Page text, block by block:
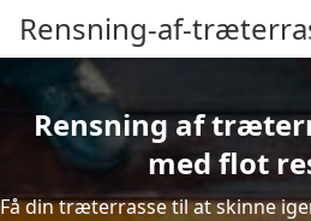
Rensning-af-
Rensning af
med flot
Få din træterrasse til at skinne